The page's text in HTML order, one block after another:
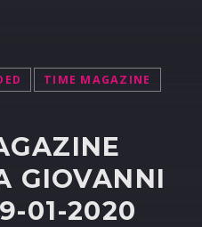
TIME MAGAZINE
GIOVANNI
01-2020